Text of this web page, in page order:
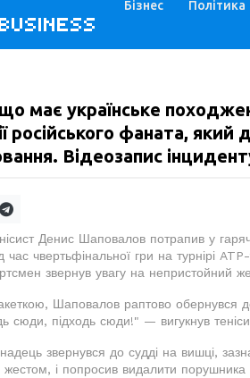
Бізнес Політика
має українське
російського фаната, який
Відеозапис
Денис Шаповалов потрапив у
час чвертьфінальної гри на турнірі
звернув увагу на непристойний
Шаповалов раптово обернувся
сюди, підходь сюди!" — вигукнув
звернувся до судді на вишці,
і попросив видалити порушника